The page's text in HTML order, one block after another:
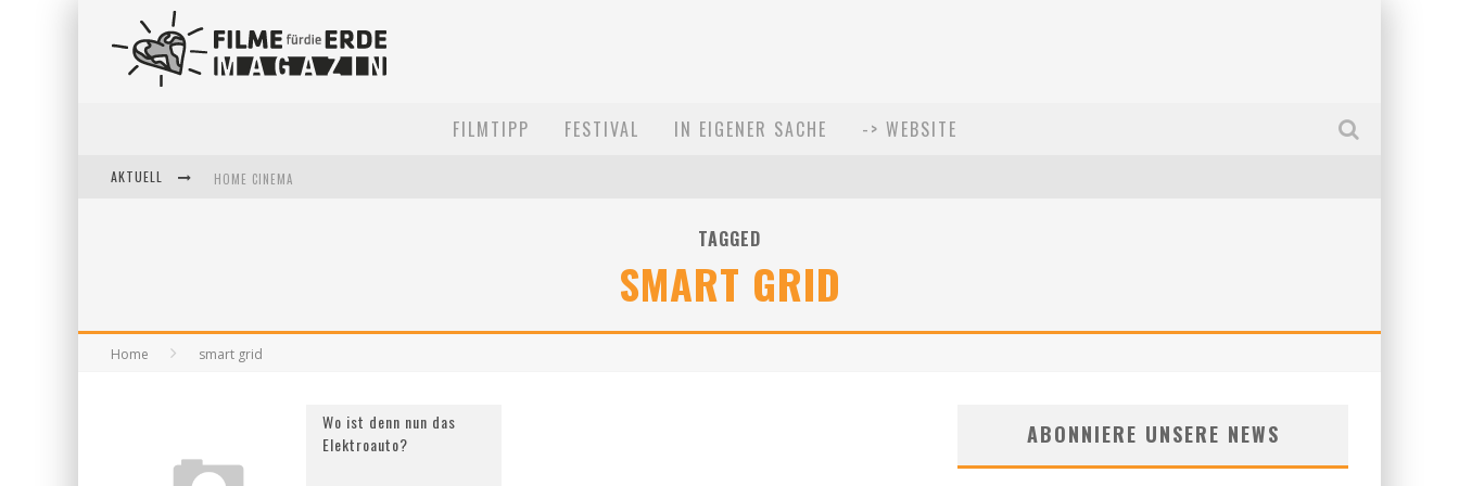
FILMTIPP FESTIVAL IN EIGENER SACHE -> WEBSITE
AKTUELL HOME CINEMA
TAGGED
SMART GRID
Home smart grid
Wo ist denn nun das
Elektroauto?
ABONNIERE UNSERE NEWS